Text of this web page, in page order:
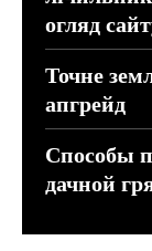
огляд
Точне
апгрейд
Способы
дачной